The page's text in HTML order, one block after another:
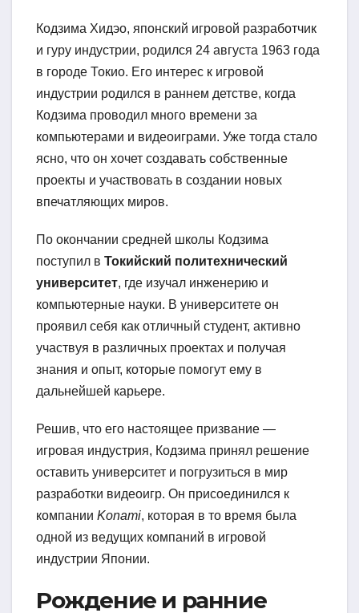
Кодзима Хидэо, японский игровой разработчик
и гуру индустрии, родился 24 августа 1963 года
в городе Токио. Его интерес к игровой
индустрии родился в раннем детстве, когда
Кодзима проводил много времени за
компьютерами и видеоиграми. Уже тогда стало
ясно, что он хочет создавать собственные
проекты и участвовать в создании новых
впечатляющих миров.
По окончании средней школы Кодзима
поступил в Токийский политехнический
университет, где изучал инженерию и
компьютерные науки. В университете он
проявил себя как отличный студент, активно
участвуя в различных проектах и получая
знания и опыт, которые помогут ему в
дальнейшей карьере.
Решив, что его настоящее призвание —
игровая индустрия, Кодзима принял решение
оставить университет и погрузиться в мир
разработки видеоигр. Он присоединился к
компании Konami, которая в то время была
одной из ведущих компаний в игровой
индустрии Японии.
Рождение и ранние